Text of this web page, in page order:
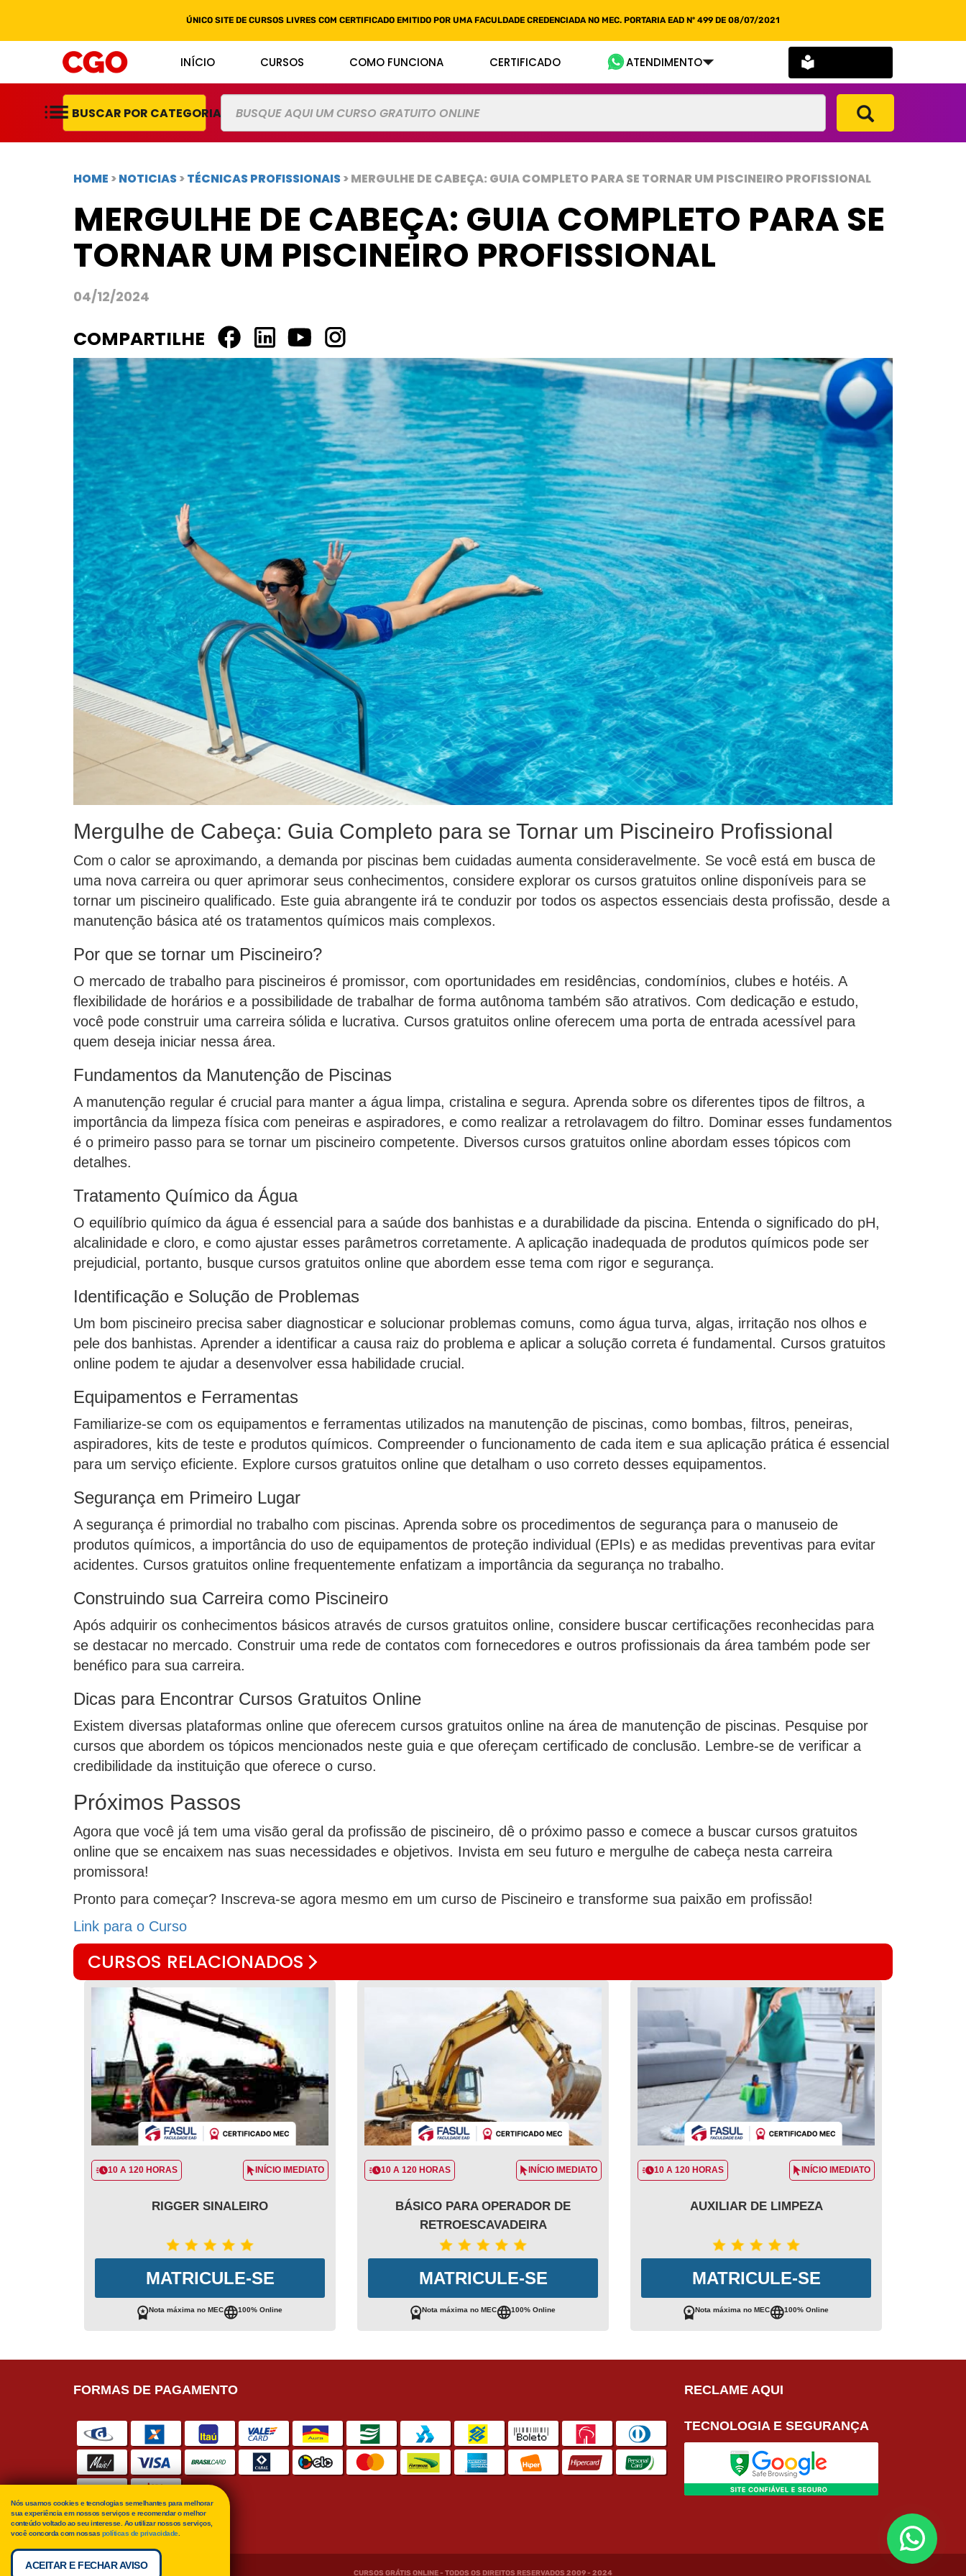
ÚNICO SITE DE CURSOS LIVRES COM CERTIFICADO EMITIDO POR UMA FACULDADE CREDENCIADA NO MEC. PORTARIA EAD Nº 499 DE 08/07/2021
INÍCIO CURSOS COMO FUNCIONA CERTIFICADO ATENDIMENTO
BUSCAR POR CATEGORIAS
HOME >NOTICIAS>TÉCNICAS PROFISSIONAIS> MERGULHE DE CABEÇA: GUIA COMPLETO PARA SE TORNAR UM PISCINEIRO PROFISSIONAL
MERGULHE DE CABEÇA: GUIA COMPLETO PARA SE
TORNAR UM PISCINEIRO PROFISSIONAL
04/12/2024
COMPARTILHE
Mergulhe de Cabeça: Guia Completo para se Tornar um Piscineiro Profissional
Com o calor se aproximando, a demanda por piscinas bem cuidadas aumenta consideravelmente. Se você está em busca de
uma nova carreira ou quer aprimorar seus conhecimentos, considere explorar os cursos gratuitos online disponíveis para se
tornar um piscineiro qualificado. Este guia abrangente irá te conduzir por todos os aspectos essenciais desta profissão, desde a
manutenção básica até os tratamentos químicos mais complexos.
Por que se tornar um Piscineiro?
O mercado de trabalho para piscineiros é promissor, com oportunidades em residências, condomínios, clubes e hotéis. A
flexibilidade de horários e a possibilidade de trabalhar de forma autônoma também são atrativos. Com dedicação e estudo,
você pode construir uma carreira sólida e lucrativa. Cursos gratuitos online oferecem uma porta de entrada acessível para
quem deseja iniciar nessa área.
Fundamentos da Manutenção de Piscinas
A manutenção regular é crucial para manter a água limpa, cristalina e segura. Aprenda sobre os diferentes tipos de filtros, a
importância da limpeza física com peneiras e aspiradores, e como realizar a retrolavagem do filtro. Dominar esses fundamentos
é o primeiro passo para se tornar um piscineiro competente. Diversos cursos gratuitos online abordam esses tópicos com
detalhes.
Tratamento Químico da Água
O equilíbrio químico da água é essencial para a saúde dos banhistas e a durabilidade da piscina. Entenda o significado do pH,
alcalinidade e cloro, e como ajustar esses parâmetros corretamente. A aplicação inadequada de produtos químicos pode ser
prejudicial, portanto, busque cursos gratuitos online que abordem esse tema com rigor e segurança.
Identificação e Solução de Problemas
Um bom piscineiro precisa saber diagnosticar e solucionar problemas comuns, como água turva, algas, irritação nos olhos e
pele dos banhistas. Aprender a identificar a causa raiz do problema e aplicar a solução correta é fundamental. Cursos gratuitos
online podem te ajudar a desenvolver essa habilidade crucial.
Equipamentos e Ferramentas
Familiarize-se com os equipamentos e ferramentas utilizados na manutenção de piscinas, como bombas, filtros, peneiras,
aspiradores, kits de teste e produtos químicos. Compreender o funcionamento de cada item e sua aplicação prática é essencial
para um serviço eficiente. Explore cursos gratuitos online que detalham o uso correto desses equipamentos.
Segurança em Primeiro Lugar
A segurança é primordial no trabalho com piscinas. Aprenda sobre os procedimentos de segurança para o manuseio de
produtos químicos, a importância do uso de equipamentos de proteção individual (EPIs) e as medidas preventivas para evitar
acidentes. Cursos gratuitos online frequentemente enfatizam a importância da segurança no trabalho.
Construindo sua Carreira como Piscineiro
Após adquirir os conhecimentos básicos através de cursos gratuitos online, considere buscar certificações reconhecidas para
se destacar no mercado. Construir uma rede de contatos com fornecedores e outros profissionais da área também pode ser
benéfico para sua carreira.
Dicas para Encontrar Cursos Gratuitos Online
Existem diversas plataformas online que oferecem cursos gratuitos online na área de manutenção de piscinas. Pesquise por
cursos que abordem os tópicos mencionados neste guia e que ofereçam certificado de conclusão. Lembre-se de verificar a
credibilidade da instituição que oferece o curso.
Próximos Passos
Agora que você já tem uma visão geral da profissão de piscineiro, dê o próximo passo e comece a buscar cursos gratuitos
online que se encaixem nas suas necessidades e objetivos. Invista em seu futuro e mergulhe de cabeça nesta carreira
promissora!
Pronto para começar? Inscreva-se agora mesmo em um curso de Piscineiro e transforme sua paixão em profissão!
Link para o Curso
CURSOS RELACIONADOS
10 A 120 HORAS INÍCIO IMEDIATO
RIGGER SINALEIRO
MATRICULE-SE
Nota máxima no MEC 100% Online
10 A 120 HORAS INÍCIO IMEDIATO
BÁSICO PARA OPERADOR DE
RETROESCAVADEIRA
MATRICULE-SE
Nota máxima no MEC 100% Online
10 A 120 HORAS INÍCIO IMEDIATO
AUXILIAR DE LIMPEZA
MATRICULE-SE
Nota máxima no MEC 100% Online
Nós usamos cookies e tecnologias semelhantes para melhorar
sua experiência em nossos serviços e recomendar o melhor
conteúdo voltado ao seu interesse. Ao utilizar nossos serviços,
você concorda com nossas políticas de privacidade.
ACEITAR E FECHAR AVISO
FORMAS DE PAGAMENTO RECLAME AQUI
TECNOLOGIA E SEGURANÇA
CURSOS GRÁTIS ONLINE - TODOS OS DIREITOS RESERVADOS 2009 - 2024